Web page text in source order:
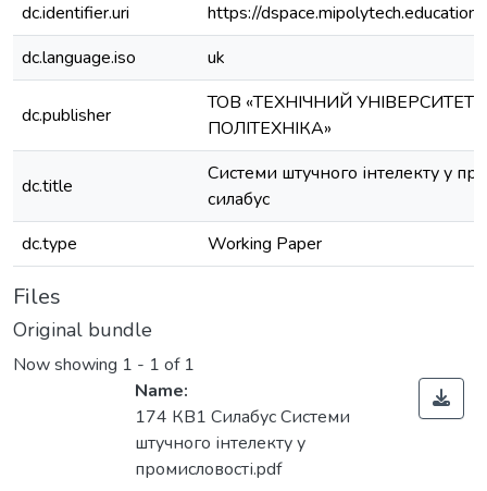
dc.identifier.uri
https://
dc.language.iso
uk
dc.publisher
ТОВ «ТЕХНІЧНИЙ УНІВЕРСИТЕТ
ПОЛІТЕХНІКА»
dc.title
Системи штучного інтелекту у
силабус
dc.type
Working Paper
Files
Original bundle
Now showing 1 - 1 of 1
Name:
174 КВ1 Силабус Системи
штучного інтелекту у
промисловості.pdf